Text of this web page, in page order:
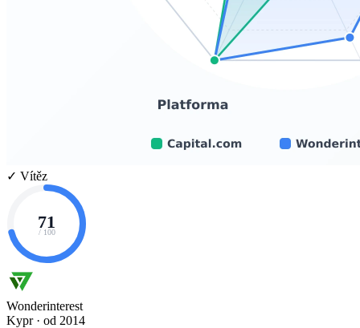
✓ Vítěz
71
/ 100
Wonderinterest
Kypr · od 2014